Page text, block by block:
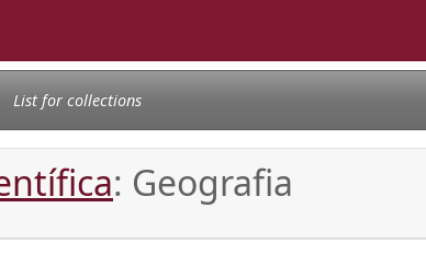
List for collections
: Geografia